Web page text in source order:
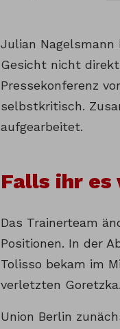
Julian
Gesicht nicht
Pressekonferenz
selbstkritisch.
aufgearbeitet.
Falls ihr es
Das Trainerteam
Positionen. In der
Tolisso bekam im
verletzten
Union Berlin